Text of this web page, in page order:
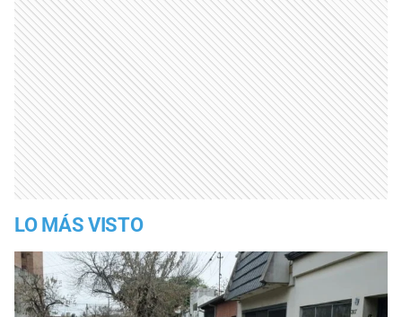
LO MÁS VISTO